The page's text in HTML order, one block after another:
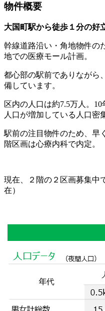
物件概要
大国町駅から徒歩１分の好
幹線道路沿い・角地物件の
地での医療モール計画。
都心部の駅前でありながら
備しています。
区内の人口は約7.5万人。
人口が増加している人口密
駅前の注目物件のため、早
階区画は心療内科で内定。
現在、２階の２区画募集中
在）